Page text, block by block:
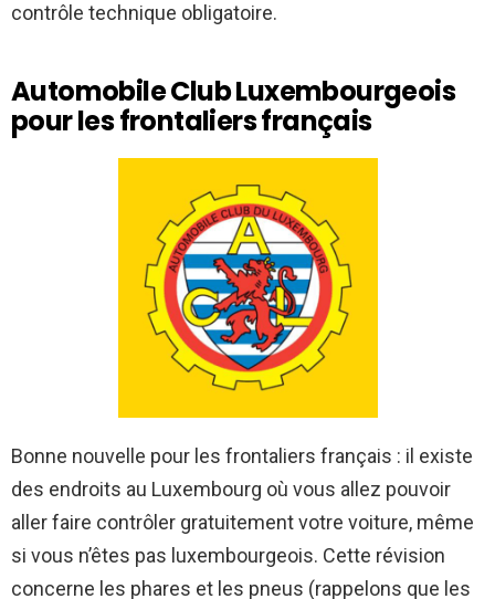
contrôle technique obligatoire.
Automobile Club Luxembourgeois
pour les frontaliers français
Bonne nouvelle pour les frontaliers français : il existe
des endroits au Luxembourg où vous allez pouvoir
aller faire contrôler gratuitement votre voiture, même
si vous n’êtes pas luxembourgeois. Cette révision
concerne les phares et les pneus (rappelons que les